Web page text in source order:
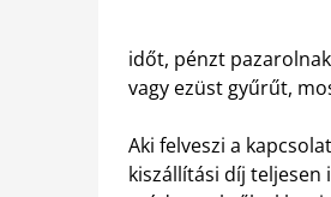
időt, pénzt
vagy ezüst gyűrűt,
Aki felveszi a
kiszállítási díj teljesen